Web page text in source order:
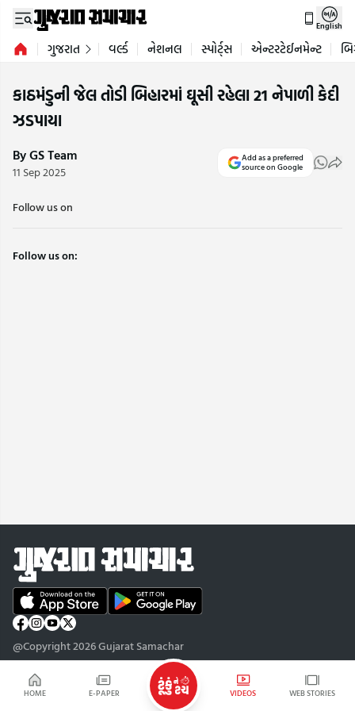
HOME E-PAPER VIDEOS WEB STORIES
English
ગુજરાત વર્લ્ડ નેશનલ સ્પોર્ટ્સ એન્ટરટેઈનમેન્ટ
કાઠમંડુની જેલ તોડી બિહારમાં ઘૂસી રહેલા 21 નેપાળી કેદી
ઝડપાયા
By GS Team
11 Sep 2025
Add as a preferred
source on Google
Follow us on
Follow us on:
@Copyright 2026 Gujarat Samachar